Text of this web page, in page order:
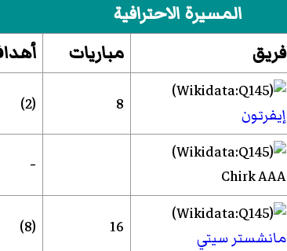
المسيرة الاحترافية
فريق مباريات
إيفرتون 8
(2)
Chirk AAA
-
مانشستر سيتي 16
(8)